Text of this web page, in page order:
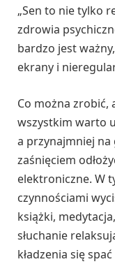
„Sen to nie tylko
zdrowia
bardzo jest
ekrany i
Co można zrobić,
wszystkim warto
a przynajmniej
zaśnięciem
elektroniczne. W
czynnościami
książki,
słuchanie
kładzenia się